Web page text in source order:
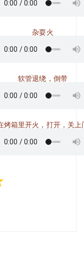
杂耍火
软管退绕，倒带
烤箱里开火，打开，关上